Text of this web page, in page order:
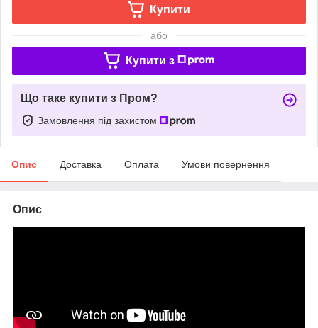
Купити
або
Купити з
Що таке купити з Пром?
Замовлення під захистом
Опис Доставка Оплата Умови повернення
Опис